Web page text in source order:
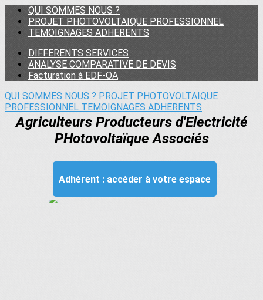
QUI SOMMES NOUS ?
PROJET PHOTOVOLTAIQUE PROFESSIONNEL
TEMOIGNAGES ADHERENTS
DIFFERENTS SERVICES
ANALYSE COMPARATIVE DE DEVIS
Facturation à EDF-OA
QUI SOMMES NOUS ? PROJET PHOTOVOLTAIQUE
PROFESSIONNEL TEMOIGNAGES ADHERENTS
Agriculteurs Producteurs d'Electricité
PHotovoltaïque Associés
Adhérent : accéder à votre espace